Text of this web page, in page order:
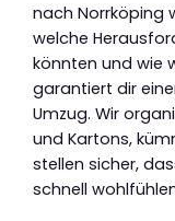
nach Norrköping
welche
könnten und wie
garantiert dir
Umzug. Wir
und Kartons,
stellen sicher,
schnell